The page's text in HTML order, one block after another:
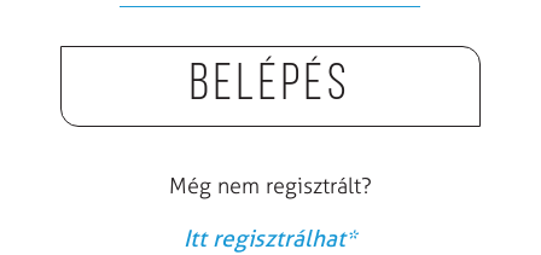
Belépés
Még nem regisztrált?
Itt regisztrálhat*